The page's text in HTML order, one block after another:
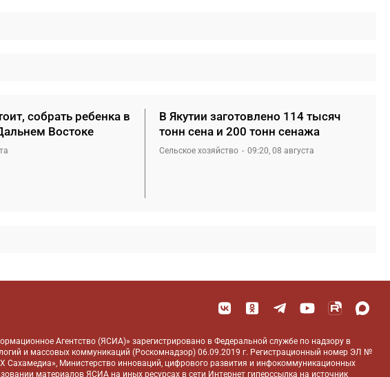
собрать ребенка в
Востоке
В Якутии заготовлено 114 тысяч
тонн сена и 200 тонн сенажа
Сельское хозяйство 09:20, 08 августа
Агентство (ЯСИА)» зарегистрировано в Федеральной службе по надзору в
и массовых коммуникаций (Роскомнадзор) 06.09.2019 г. Регистрационный номер ЭЛ №
Министерство инноваций, цифрового развития и инфокоммуникационных
материалов ЯСИА на иных ресурсах в сети Интернет гиперссылка на источник